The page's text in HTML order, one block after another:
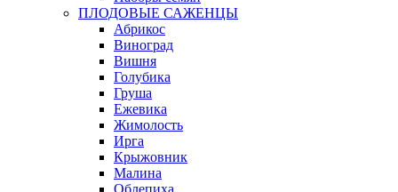
ПЛОДОВЫЕ САЖЕНЦЫ
Абрикос
Виноград
Вишня
Голубика
Груша
Ежевика
Жимолость
Ирга
Крыжовник
Малина